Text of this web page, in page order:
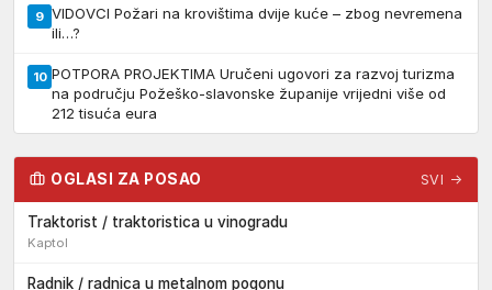
9 VIDOVCI Požari na krovištima dvije kuće – zbog nevremena
ili…?
10 POTPORA PROJEKTIMA Uručeni ugovori za razvoj turizma
na području Požeško-slavonske županije vrijedni više od
212 tisuća eura
OGLASI ZA POSAO SVI →
Traktorist / traktoristica u vinogradu
Kaptol
Radnik / radnica u metalnom pogonu